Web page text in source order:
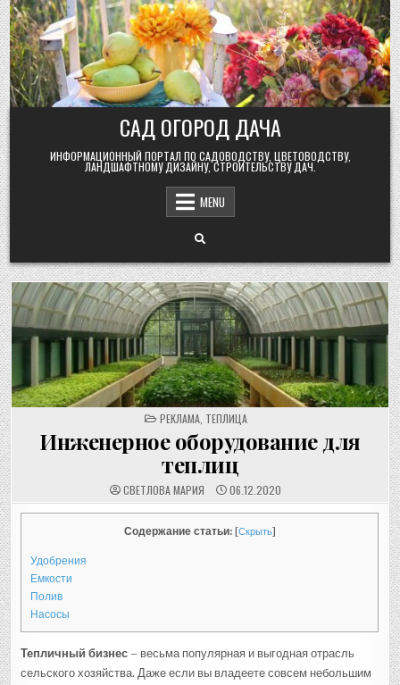
Skip
to
content
САД ОГОРОД ДАЧА
ИНФОРМАЦИОННЫЙ ПОРТАЛ ПО САДОВОДСТВУ, ЦВЕТОВОДСТВУ,
ЛАНДШАФТНОМУ ДИЗАЙНУ, СТРОИТЕЛЬСТВУ ДАЧ.
MENU
POSTED
IN
РЕКЛАМА, ТЕПЛИЦА
Инженерное оборудование для
теплиц
СВЕТЛОВА МАРИЯ 06.12.2020
Содержание статьи: Скрыть]
Удобрения
Емкости
Полив
Насосы
Тепличный бизнес – весьма популярная и выгодная отрасль
сельского хозяйства. Даже если вы владеете совсем небольшим